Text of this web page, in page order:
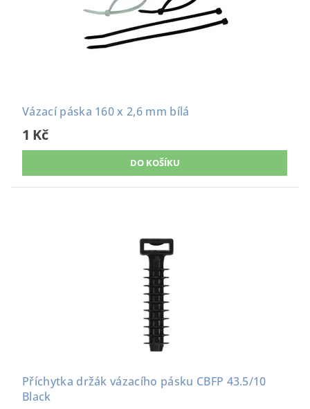
Vázací páska 160 x 2,6 mm bílá
1 Kč
Příchytka držák vázacího pásku CBFP 43.5/10
Black